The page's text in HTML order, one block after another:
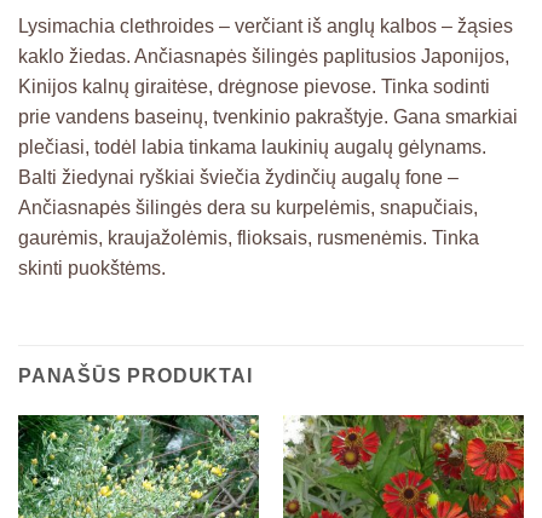
Lysimachia clethroides – verčiant iš anglų kalbos – žąsies
kaklo žiedas. Ančiasnapės šilingės paplitusios Japonijos,
Kinijos kalnų giraitėse, drėgnose pievose. Tinka sodinti
prie vandens baseinų, tvenkinio pakraštyje. Gana smarkiai
plečiasi, todėl labia tinkama laukinių augalų gėlynams.
Balti žiedynai ryškiai šviečia žydinčių augalų fone –
Ančiasnapės šilingės dera su kurpelėmis, snapučiais,
gaurėmis, kraujažolėmis, flioksais, rusmenėmis. Tinka
skinti puokštėms.
PANAŠŪS PRODUKTAI